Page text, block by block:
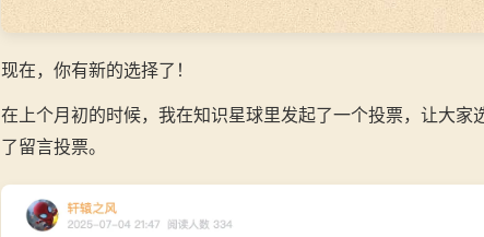
现在，你有新的选择了！
在上个月初的时候，我在知识星球里发起了一个投票，让大家
了留言投票。